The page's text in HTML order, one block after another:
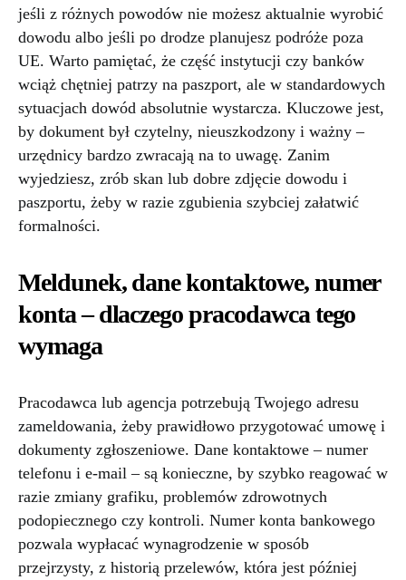
jeśli z różnych powodów nie możesz aktualnie wyrobić
dowodu albo jeśli po drodze planujesz podróże poza
UE. Warto pamiętać, że część instytucji czy banków
wciąż chętniej patrzy na paszport, ale w standardowych
sytuacjach dowód absolutnie wystarcza. Kluczowe jest,
by dokument był czytelny, nieuszkodzony i ważny –
urzędnicy bardzo zwracają na to uwagę. Zanim
wyjedziesz, zrób skan lub dobre zdjęcie dowodu i
paszportu, żeby w razie zgubienia szybciej załatwić
formalności.
Meldunek, dane kontaktowe, numer
konta – dlaczego pracodawca tego
wymaga
Pracodawca lub agencja potrzebują Twojego adresu
zameldowania, żeby prawidłowo przygotować umowę i
dokumenty zgłoszeniowe. Dane kontaktowe – numer
telefonu i e-mail – są konieczne, by szybko reagować w
razie zmiany grafiku, problemów zdrowotnych
podopiecznego czy kontroli. Numer konta bankowego
pozwala wypłacać wynagrodzenie w sposób
przejrzysty, z historią przelewów, która jest później